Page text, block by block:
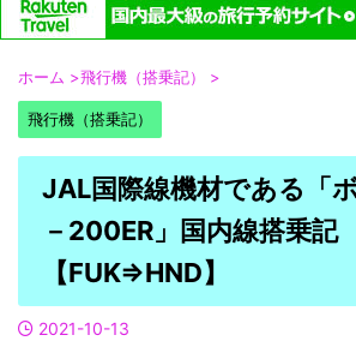
ホーム >飛行機（搭乗記） >
飛行機（搭乗記）
JAL国際線機材である「
－200ER」国内線搭乗記
【FUK⇒HND】
2021-10-13